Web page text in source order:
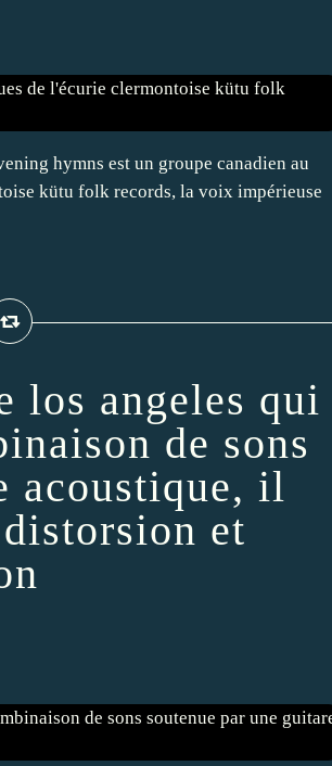
hymns est un groupe canadien au
kütu folk records, la voix impérieuse
los angeles qui
de sons
acoustique, il
et